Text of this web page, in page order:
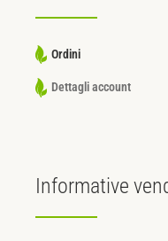
Ordini
Dettagli account
Informative